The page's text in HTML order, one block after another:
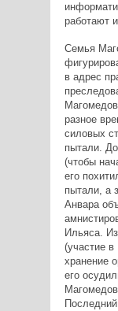
работают
Семья
в адрес
разное
силовых
пытали.
(чтобы
его
пытали, а
Анвара
Ильяса.
(участие
хранение
его